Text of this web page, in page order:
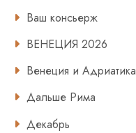
Ваш консьерж
ВЕНЕЦИЯ 2026
Венеция и Адриатика
Дальше Рима
Декабрь